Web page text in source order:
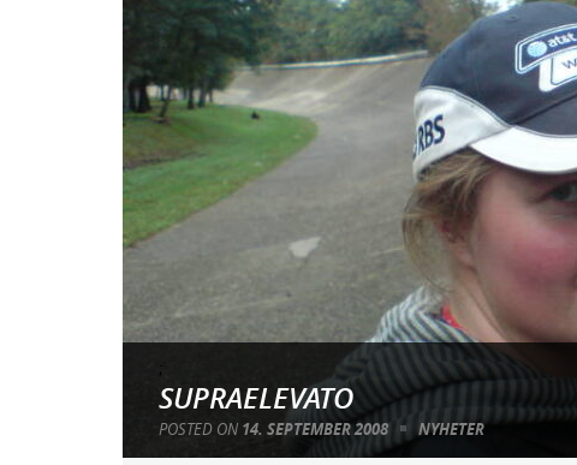
;
SUPRAELEVATO
POSTED ON 14. SEPTEMBER 2008 NYHETER